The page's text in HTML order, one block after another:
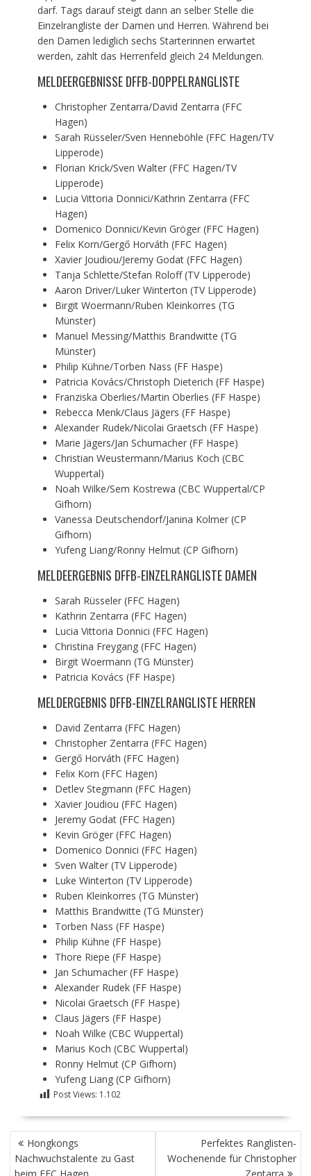
darf. Tags darauf steigt dann an selber Stelle die
Einzelrangliste der Damen und Herren. Während bei
den Damen lediglich sechs Starterinnen erwartet
werden, zählt das Herrenfeld gleich 24 Meldungen.
MELDEERGEBNISSE DFFB-DOPPELRANGLISTE
Christopher Zentarra/David Zentarra (FFC
Hagen)
Sarah Rüsseler/Sven Henneböhle (FFC Hagen/TV
Lipperode)
Florian Krick/Sven Walter (FFC Hagen/TV
Lipperode)
Lucia Vittoria Donnici/Kathrin Zentarra (FFC
Hagen)
Domenico Donnici/Kevin Gröger (FFC Hagen)
Felix Korn/Gergő Horváth (FFC Hagen)
Xavier Joudiou/Jeremy Godat (FFC Hagen)
Tanja Schlette/Stefan Roloff (TV Lipperode)
Aaron Driver/Luker Winterton (TV Lipperode)
Birgit Woermann/Ruben Kleinkorres (TG
Münster)
Manuel Messing/Matthis Brandwitte (TG
Münster)
Philip Kühne/Torben Nass (FF Haspe)
Patricia Kovács/Christoph Dieterich (FF Haspe)
Franziska Oberlies/Martin Oberlies (FF Haspe)
Rebecca Menk/Claus Jägers (FF Haspe)
Alexander Rudek/Nicolai Graetsch (FF Haspe)
Marie Jägers/Jan Schumacher (FF Haspe)
Christian Weustermann/Marius Koch (CBC
Wuppertal)
Noah Wilke/Sem Kostrewa (CBC Wuppertal/CP
Gifhorn)
Vanessa Deutschendorf/Janina Kolmer (CP
Gifhorn)
Yufeng Liang/Ronny Helmut (CP Gifhorn)
MELDEERGEBNIS DFFB-EINZELRANGLISTE DAMEN
Sarah Rüsseler (FFC Hagen)
Kathrin Zentarra (FFC Hagen)
Lucia Vittoria Donnici (FFC Hagen)
Christina Freygang (FFC Hagen)
Birgit Woermann (TG Münster)
Patricia Kovács (FF Haspe)
MELDERGEBNIS DFFB-EINZELRANGLISTE HERREN
David Zentarra (FFC Hagen)
Christopher Zentarra (FFC Hagen)
Gergő Horváth (FFC Hagen)
Felix Korn (FFC Hagen)
Detlev Stegmann (FFC Hagen)
Xavier Joudiou (FFC Hagen)
Jeremy Godat (FFC Hagen)
Kevin Gröger (FFC Hagen)
Domenico Donnici (FFC Hagen)
Sven Walter (TV Lipperode)
Luke Winterton (TV Lipperode)
Ruben Kleinkorres (TG Münster)
Matthis Brandwitte (TG Münster)
Torben Nass (FF Haspe)
Philip Kühne (FF Haspe)
Thore Riepe (FF Haspe)
Jan Schumacher (FF Haspe)
Alexander Rudek (FF Haspe)
Nicolai Graetsch (FF Haspe)
Claus Jägers (FF Haspe)
Noah Wilke (CBC Wuppertal)
Marius Koch (CBC Wuppertal)
Ronny Helmut (CP Gifhorn)
Yufeng Liang (CP Gifhorn)
Post Views: 1.102
BEITRAGSNAVIGATION
Hongkongs
Nachwuchstalente zu Gast
Perfektes Ranglisten-
Wochenende für Christopher